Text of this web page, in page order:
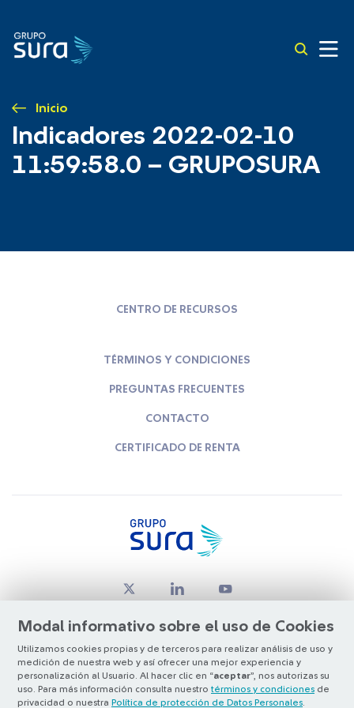
Inicio
Indicadores 2022-02-10
11:59:58.0 – GRUPOSURA
Modal informativo sobre el uso de Cookies
Utilizamos cookies propias y de terceros para realizar análisis de uso y
medición de nuestra web y así ofrecer una mejor experiencia y
personalización al Usuario. Al hacer clic en “aceptar”, nos autorizas su
uso. Para más información consulta nuestro términos y condiciones de
privacidad o nuestra Política de protección de Datos Personales
CENTRO DE RECURSOS
TÉRMINOS Y CONDICIONES
PREGUNTAS FRECUENTES
CONTACTO
CERTIFICADO DE RENTA
© Copyright Grupo SURA 2026